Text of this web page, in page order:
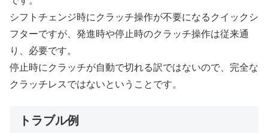
シフトチェンジ時にクラッチ操作が不要になるクイックシ
フターですが、発進時や停止時のクラッチ操作は従来通
り、必要です。
停止時にクラッチが自動で切れる訳ではないので、完全な
クラッチレスではないということです。
トラブル例